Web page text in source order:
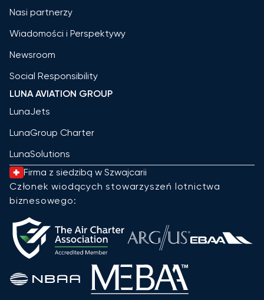
Nasi partnerzy
Wiadomości i Perspektywy
Newsroom
Social Responsibility
LUNA AVIATION GROUP
LunaJets
LunaGroup Charter
LunaSolutions
Firma z siedzibą w Szwajcarii
Członek wiodących stowarzyszeń lotnictwa
biznesowego: